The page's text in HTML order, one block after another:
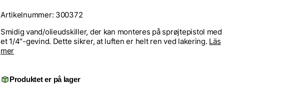
Artikelnummer: 300372
Smidig vand/olieudskiller, der kan monteres på sprøjtepistol med
et 1/4″-gevind. Dette sikrer, at luften er helt ren ved lakering. Läs
mer
Produktet er på lager